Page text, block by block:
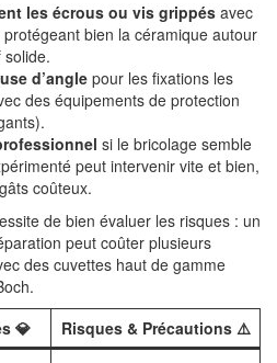
les écrous ou vis grippés avec
bien la céramique autour
d’angle pour les fixations les
des équipements de protection
si le bricolage semble
peut intervenir vite et bien,
coûteux.
de bien évaluer les risques : un
peut coûter plusieurs
des cuvettes haut de gamme
💎
Risques & Précautions ⚠️